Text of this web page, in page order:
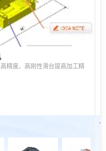
精度、高刚性滑台提高加工精